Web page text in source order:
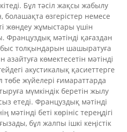
Бұл тәсіл жақсы жабылу
болашақта өзгерістер немесе
жөндеу жұмыстары үшін
Француздық мәтінді қағаздан
толқындарын шашыратуға
азайтуға көмектесетін мәтінді
акустикалық қасиеттерге
жүйелері ғимараттарда
мүмкіндік беретін жылу
етеді. Француздық мәтінді
мәтінді беті көрініс тереңдігі
бұл жалпы ішкі кеңістік